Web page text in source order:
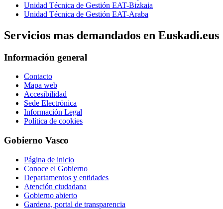
Unidad Técnica de Gestión EAT-Bizkaia
Unidad Técnica de Gestión EAT-Araba
Servicios mas demandados en Euskadi.eus
Información general
Contacto
Mapa web
Accesibilidad
Sede Electrónica
Información Legal
Política de cookies
Gobierno Vasco
Página de inicio
Conoce el Gobierno
Departamentos y entidades
Atención ciudadana
Gobierno abierto
Gardena, portal de transparencia